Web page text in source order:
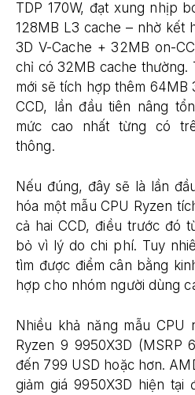
TDP 170W, đạt xung nhịp
128MB L3 cache – nhờ kết
3D V-Cache + 32MB on-
chỉ có 32MB cache thường.
mới sẽ tích hợp thêm 64MB
CCD, lần đầu tiên nâng
mức cao nhất từng có
thông.
Nếu đúng, đây sẽ là lần
hóa một mẫu CPU Ryzen
cả hai CCD, điều trước đó
bỏ vì lý do chi phí. Tuy
tìm được điểm cân bằng
hợp cho nhóm người dùng
Nhiều khả năng mẫu CPU
Ryzen 9 9950X3D (MSRP
đến 799 USD hoặc hơn.
giảm giá 9950X3D hiện tại